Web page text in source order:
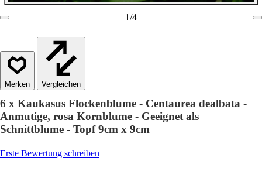
1/4
Vergleichen
6 x Kaukasus Flockenblume - Centaurea dealbata -
Anmutige, rosa Kornblume - Geeignet als
Schnittblume - Topf 9cm x 9cm
Erste Bewertung schreiben